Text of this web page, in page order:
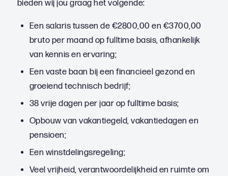
bieden wij jou graag het volgende:
Een salaris tussen de €2800,00 en €3700,00
bruto per maand op fulltime basis, afhankelijk
van kennis en ervaring;
Een vaste baan bij een financieel gezond en
groeiend technisch bedrijf;
38 vrije dagen per jaar op fulltime basis;
Opbouw van vakantiegeld, vakantiedagen en
pensioen;
Een winstdelingsregeling;
Veel vrijheid, verantwoordelijkheid en ruimte om